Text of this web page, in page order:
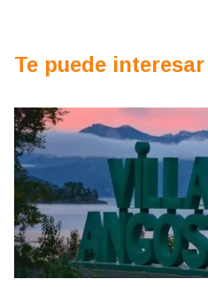
Te puede interesar